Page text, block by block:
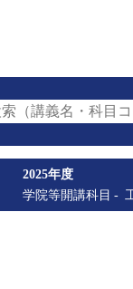
（講義名・科目コ
2025年度
学院等開講科目